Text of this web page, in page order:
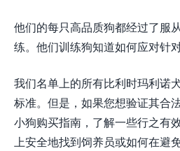
他们的每只高品质狗都经过了服
练。他们训练狗知道如何应对针
我们名单上的所有比利时玛利诺
标准。但是，如果您想验证其合
小狗购买指南，了解一些行之有
上安全地找到饲养员或如何在避